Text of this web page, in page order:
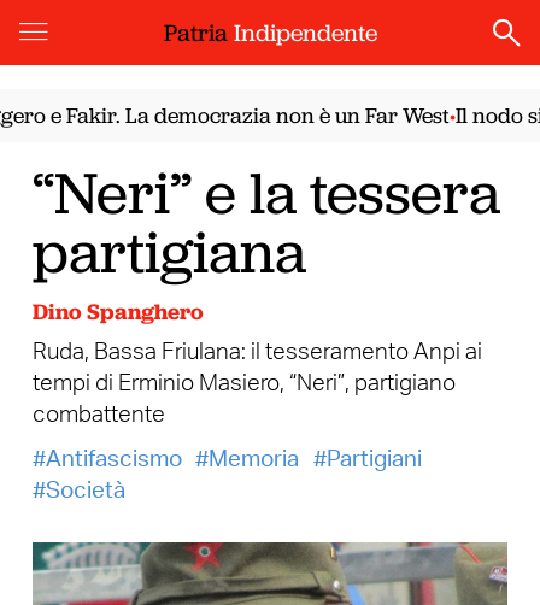
PatriaIndipendente
e Fakir. La democrazia non è un Far West•Il nodo
“Neri” e la tessera
partigiana
Dino Spanghero
Ruda, Bassa Friulana: il tesseramento Anpi ai
tempi di Erminio Masiero, “Neri”, partigiano
combattente
Antifascismo
Memoria
Partigiani
Società